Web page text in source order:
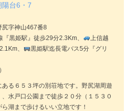
台6・7
尻字神山467番8
黒姫駅』徒歩29分2.3Km、
上信越
、
黒姫駅迄長電バス5分『グリ
る６５３坪の別荘地です。野尻湖周遊
水戸口公園まで徒歩２０分（１５３０
湖まで歩けるいい立地です！